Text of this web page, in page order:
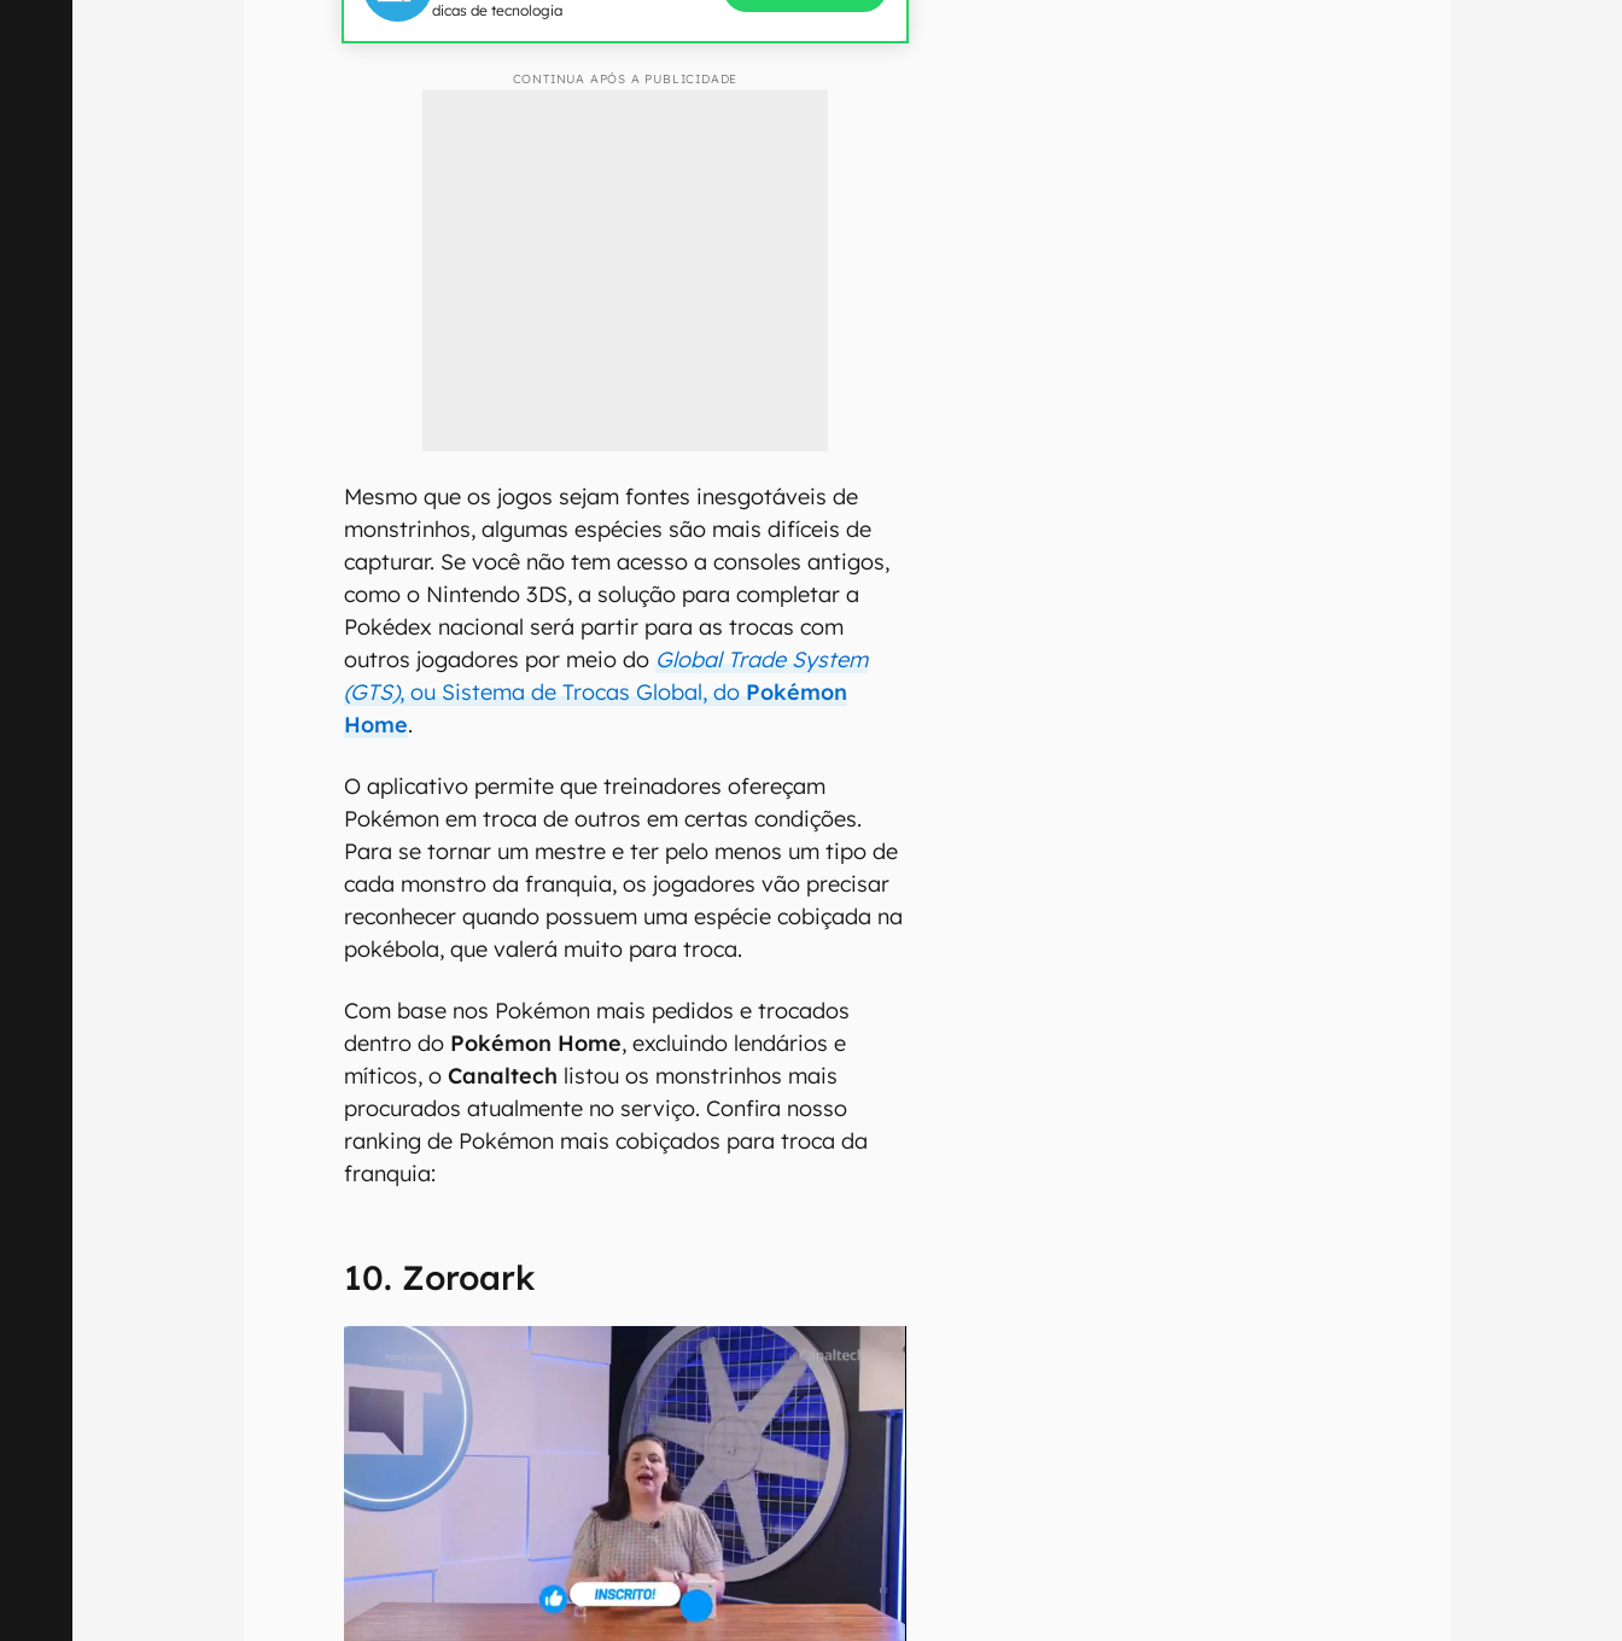
dicas de tecnologia
CONTINUA APÓS A PUBLICIDADE
Mesmo que os jogos sejam fontes inesgotáveis de
monstrinhos, algumas espécies são mais difíceis de
capturar. Se você não tem acesso a consoles antigos,
como o Nintendo 3DS, a solução para completar a
Pokédex nacional será partir para as trocas com
outros jogadores por meio do Global Trade System
(GTS), ou Sistema de Trocas Global, do Pokémon
Home.
O aplicativo permite que treinadores ofereçam
Pokémon em troca de outros em certas condições.
Para se tornar um mestre e ter pelo menos um tipo de
cada monstro da franquia, os jogadores vão precisar
reconhecer quando possuem uma espécie cobiçada na
pokébola, que valerá muito para troca.
Com base nos Pokémon mais pedidos e trocados
dentro do Pokémon Home, excluindo lendários e
míticos, oCanaltech listou os monstrinhos mais
procurados atualmente no serviço. Confira nosso
ranking de Pokémon mais cobiçados para troca da
franquia:
10. Zoroark